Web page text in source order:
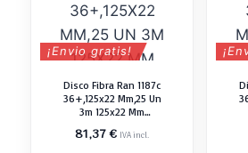
¡Envio gratis!
Disco Fibra Ran 1187c
36+,125x22 Mm,25 Un
3m 125x22 Mm
81,37€ IVA incl.